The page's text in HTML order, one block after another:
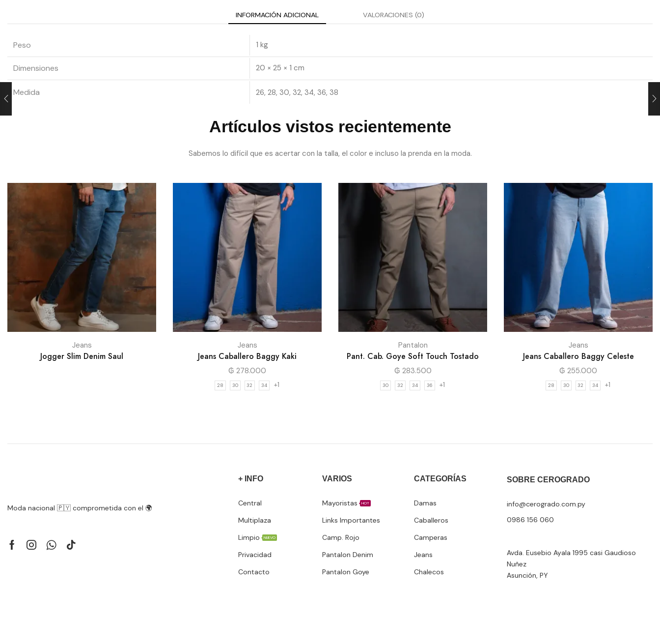
INFORMACIÓN ADICIONAL VALORACIONES (0)
Peso 1 kg
Dimensiones 20 × 25 × 1 cm
Medida 26, 28, 30, 32, 34, 36, 38
Artículos vistos recientemente
Sabemos lo difícil que es acertar con la talla, el color e incluso la prenda en la moda.
Jeans
Jogger Slim Denim Saul
Jeans
Jeans Caballero Baggy Kaki
₲ 278.000
28 30 32 34 +1
Pantalon
Pant. Cab. Goye Soft Touch Tostado
₲ 283.500
30 32 34 36 +1
Jeans
Jeans Caballero Baggy Celeste
₲ 255.000
28 30 32 34 +1
Moda nacional 🇵🇾 comprometida con el 🌍
+ INFO
Central
Multiplaza
Limpio
NUEVO
Privacidad
Contacto
VARIOS
Mayoristas HOT
Links Importantes
Camp. Rojo
Pantalon Denim
Pantalon Goye
CATEGORÍAS
Damas
Caballeros
Camperas
Jeans
Chalecos
SOBRE CEROGRADO
info@cerogrado.com.py
0986 156 060
Avda. Eusebio Ayala 1995 casi Gaudioso
Nuñez
Asunción, PY